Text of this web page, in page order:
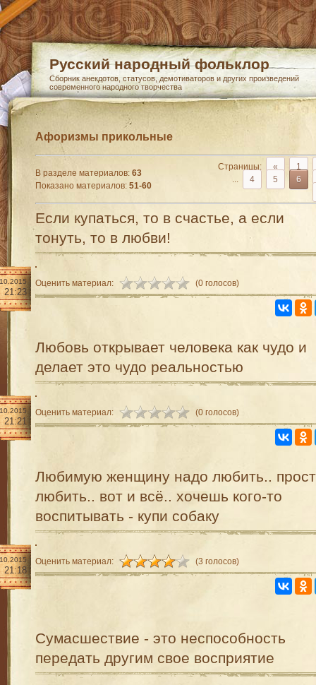
Русский народный фольклор
Сборник анекдотов, статусов, демотиваторов и других произведений
современного народного творчества
Афоризмы прикольные
В разделе материалов: 63
Показано материалов: 51-60
Страницы: «
1
...
4 5 6
Если купаться, то в счастье, а если
тонуть, то в любви!
21:23
Оценить материал: (0 голосов)
Любовь открывает человека как чудо и
делает это чудо реальностью
21:21
Оценить материал: (0 голосов)
Любимую женщину надо любить..
любить.. вот и всё.. хочешь кого-то
воспитывать - купи собаку
21:18
Оценить материал: (3 голосов)
Сумасшествие - это неспособность
передать другим свое восприятие